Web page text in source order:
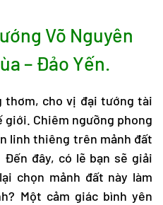
Võ Nguyên
– Đảo Yến.
thơm, cho vị đại tướng tài
giới. Chiêm ngưỡng phong
linh thiêng trên mảnh đất
đây, có lẽ bạn sẽ giải
chọn mảnh đất này làm
Một cảm giác bình yên